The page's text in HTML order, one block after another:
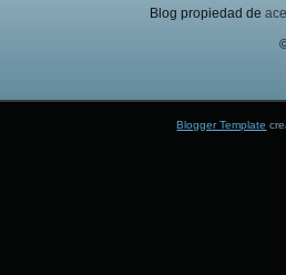
Blog propiedad de
Blogger Template